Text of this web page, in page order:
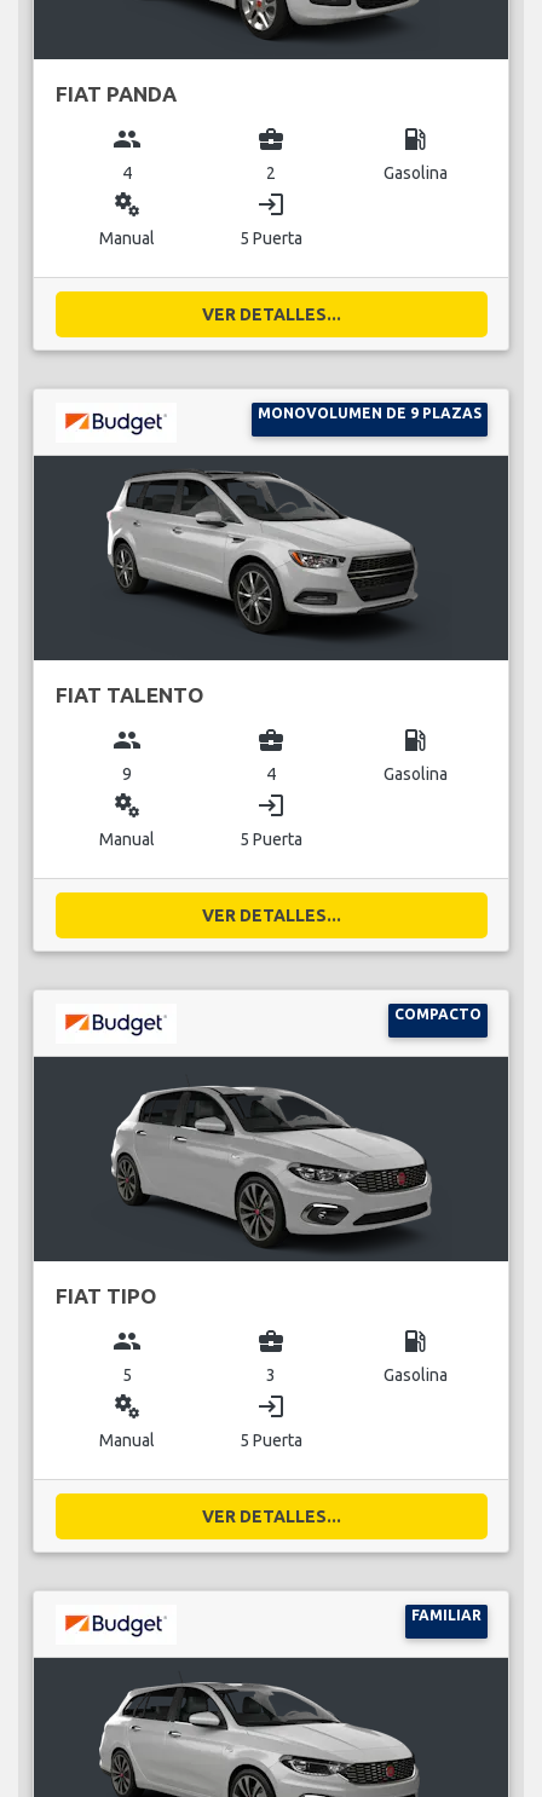
FIAT PANDA
group
4
business_center
2
local_gas_station
Gasolina
miscellaneous_services
Manual
login
5 Puerta
VER DETALLES...
MONOVOLUMEN DE 9 PLAZAS
FIAT TALENTO
group
9
business_center
4
local_gas_station
Gasolina
miscellaneous_services
Manual
login
5 Puerta
VER DETALLES...
COMPACTO
FIAT TIPO
group
5
business_center
3
local_gas_station
Gasolina
miscellaneous_services
Manual
login
5 Puerta
VER DETALLES...
FAMILIAR